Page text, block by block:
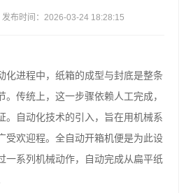
布时间：2026-03-24 18:28:15
进程中，纸箱的成型与封底是整条
。传统上，这一步骤依赖人工完成，
。自动化技术的引入，旨在用机械系
受欢迎程。全自动开箱机便是为此设
一系列机械动作，自动完成从扁平纸